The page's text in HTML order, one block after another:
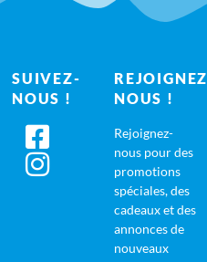
SUIVEZ-
NOUS !
NOUS !
Rejoignez-
nous pour des
promotions
spéciales, des
cadeaux et des
annonces de
nouveaux